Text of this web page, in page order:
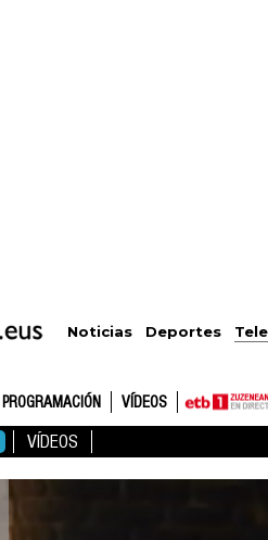
Noticias Deportes
PROGRAMACIÓN VÍDEOS
VÍDEOS